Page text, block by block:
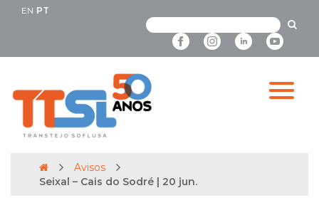
EN PT
Avisos
Seixal – Cais do Sodré | 20 jun.